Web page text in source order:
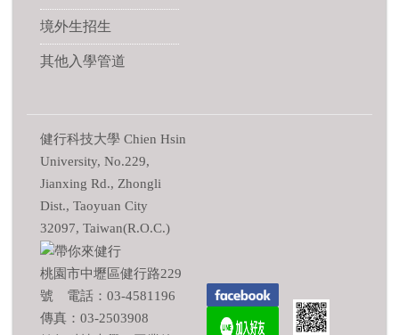
境外生招生
其他入學管道
健行科技大學 Chien Hsin
University, No.229,
Jianxing Rd., Zhongli
Dist., Taoyuan City
32097, Taiwan(R.O.C.)
桃園市中壢區健行路229
號 電話：03-4581196
傳真：03-2503908